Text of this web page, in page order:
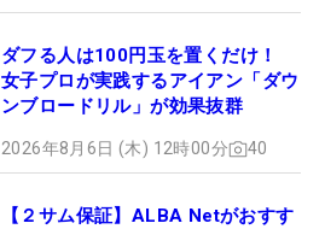
ダフる人は100円玉を置くだけ！
女子プロが実践するアイアン「ダウ
ンブロードリル」が効果抜群
2026年8月6日 (木) 12時00分 40
【２サム保証】ALBA Netがおすす